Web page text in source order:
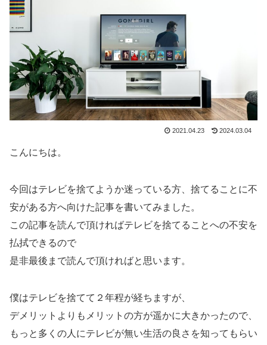
2021.04.23 2024.03.04
こんにちは。
今回はテレビを捨てようか迷っている方、捨てることに不
安がある方へ向けた記事を書いてみました。
この記事を読んで頂ければテレビを捨てることへの不安を
払拭できるので
是非最後まで読んで頂ければと思います。
僕はテレビを捨てて２年程が経ちますが、
デメリットよりもメリットの方が遥かに大きかったので、
もっと多くの人にテレビが無い生活の良さを知ってもらい